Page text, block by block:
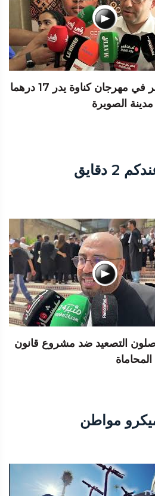
بنسعيد: كل درهم يُستثمر في مهرجان كناوة يدر 17 درهما
الصويرة
2 دقايق
التصعيد ضد مشروع قانون
المحاماة
مواطن